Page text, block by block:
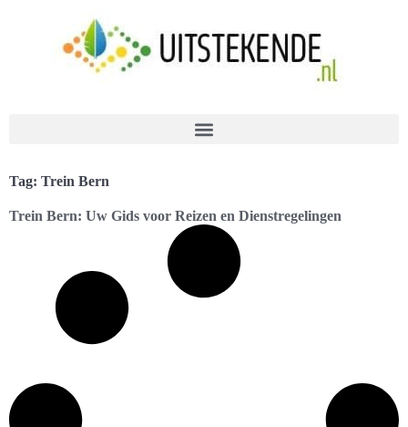
Tag: Trein Bern
Trein Bern: Uw Gids voor Reizen en Dienstregelingen